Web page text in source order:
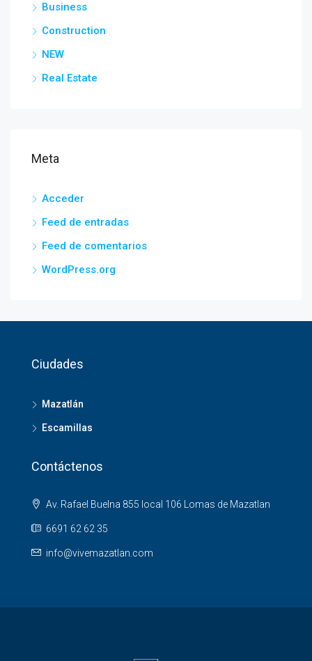
Business
Construction
NEW
Real Estate
Meta
Acceder
Feed de entradas
Feed de comentarios
WordPress.org
Ciudades
Mazatlán
Escamillas
Contáctenos
Av. Rafael Buelna 855 local 106 Lomas de Mazatlan
6691 62 62 35
info@vivemazatlan.com